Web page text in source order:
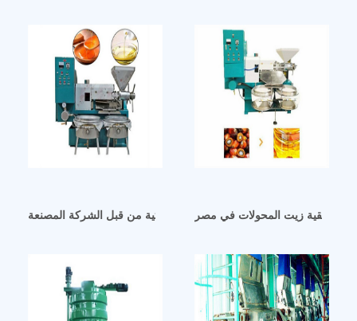
آلة عصر زيت فول الصويا الكويتية من قبل الشركة المصنعة
تنقية زيت المحولات في مصر